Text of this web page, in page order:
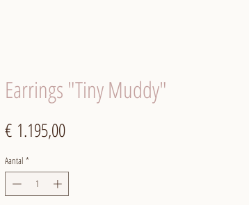
Earrings "Tiny Muddy"
€ 1.195,00Prijs
Aantal *